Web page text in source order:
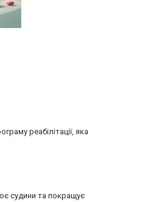
реабілітації, яка
судини та покращує